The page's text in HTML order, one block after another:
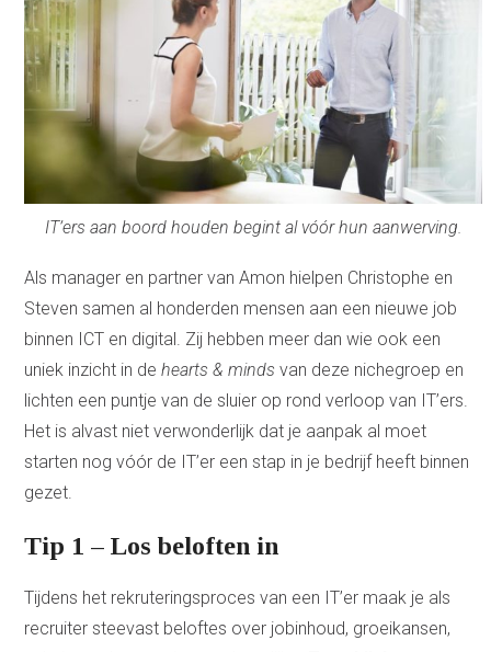
IT’ers aan boord houden begint al vóór hun aanwerving.
Als manager en partner van Amon hielpen Christophe en
Steven samen al honderden mensen aan een nieuwe job
binnen ICT en digital. Zij hebben meer dan wie ook een
uniek inzicht in dehearts & minds van deze nichegroep en
lichten een puntje van de sluier op rond verloop van IT’ers.
Het is alvast niet verwonderlijk dat je aanpak al moet
starten nog vóór de IT’er een stap in je bedrijf heeft binnen
gezet.
Tip 1 – Los beloften in
Tijdens het rekruteringsproces van een IT’er maak je als
recruiter steevast beloftes over jobinhoud, groeikansen,